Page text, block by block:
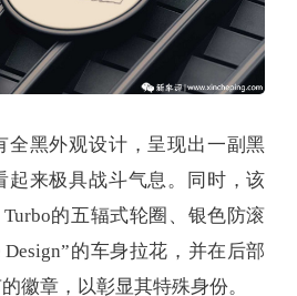
全黑外观设计，呈现出一副黑
起来极具战斗气息。同时，该
的五辐式轮圈、银色防滚
Design”的车身拉花，并在后部
徽章，以彰显其特殊身份。